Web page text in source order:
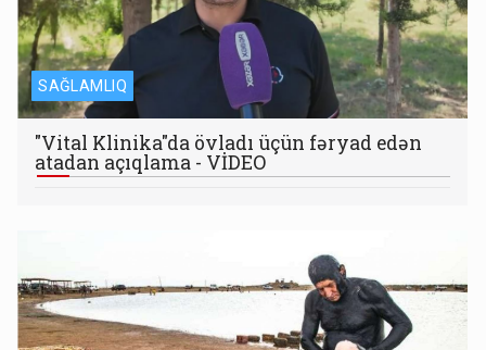
SAĞLAMLIQ
"Vital Klinika"da övladı üçün fəryad edən
atadan açıqlama - VİDEO